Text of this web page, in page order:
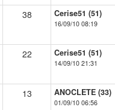
38 Cerise51 (51)
16/09/10 08:19
22 Cerise51 (51)
14/09/10 21:31
13 ANOCLETE (33)
01/09/10 06:56